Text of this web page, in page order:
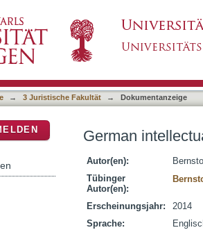
→ 3 Juristische Fakultät → Dokumentanzeige
German
Autor(en):
Tübinger
Autor(en):
Erscheinungsjahr:
2014
Sprache: